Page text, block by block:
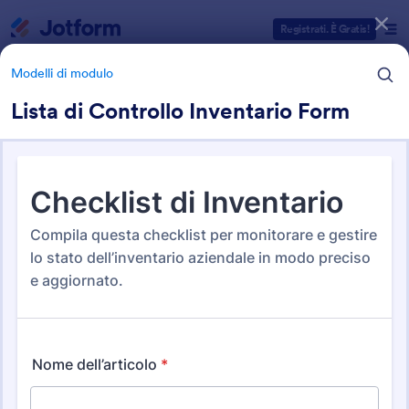
Registrati. È Gratis!
Modelli di modulo
Lista di Controllo Inventario Form
Modelli di modulo
Moduli Liste di Controllo
323 Template
Categorie Template Moduli